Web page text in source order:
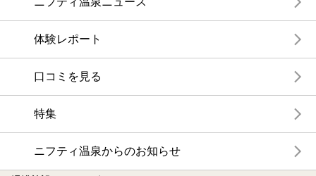
体験レポート
口コミを見る
特集
ニフティ温泉からのお知らせ